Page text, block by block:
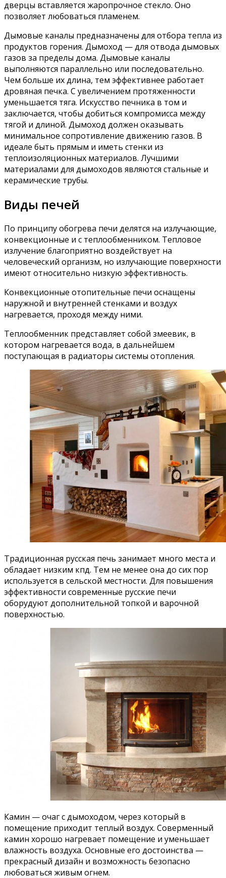
дверцы вставляется жаропрочное стекло. Оно
позволяет любоваться пламенем.
Дымовые каналы предназначены для отбора тепла из
продуктов горения. Дымоход — для отвода дымовых
газов за пределы дома. Дымовые каналы
выполняются параллельно или последовательно.
Чем больше их длина, тем эффективнее работает
дровяная печка. С увеличением протяженности
уменьшается тяга. Искусство печника в том и
заключается, чтобы добиться компромисса между
тягой и длиной. Дымоход должен оказывать
минимальное сопротивление движению газов. В
идеале быть прямым и иметь стенки из
теплоизоляционных материалов. Лучшими
материалами для дымоходов являются стальные и
керамические трубы.
Виды печей
По принципу обогрева печи делятся на излучающие,
конвекционные и с теплообменником. Тепловое
излучение благоприятно воздействует на
человеческий организм, но излучающие поверхности
имеют относительно низкую эффективность.
Конвекционные отопительные печи оснащены
наружной и внутренней стенками и воздух
нагревается, проходя между ними.
Теплообменник представляет собой змеевик, в
котором нагревается вода, в дальнейшем
поступающая в радиаторы системы отопления.
Традиционная русская печь занимает много места и
обладает низким кпд. Тем не менее она до сих пор
используется в сельской местности. Для повышения
эффективности современные русские печи
оборудуют дополнительной топкой и варочной
поверхностью.
Камин — очаг с дымоходом, через который в
помещение приходит теплый воздух. Соверменный
камин хорошо нагревает помещение и уменьшает
влажность воздуха. Основные его достоинства —
прекрасный дизайн и возможность безопасно
любоваться живым огнем.